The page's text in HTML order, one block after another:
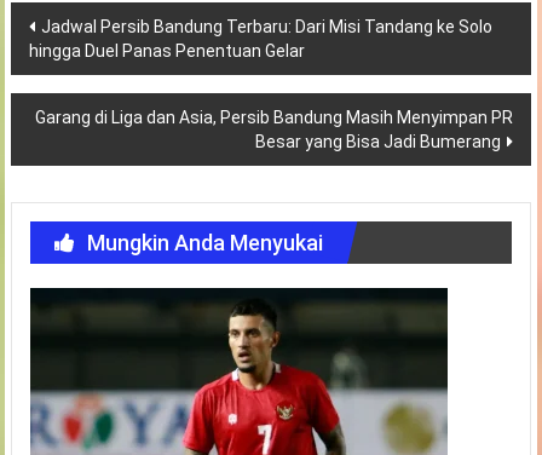
Navigasi
pos
Jadwal Persib Bandung Terbaru: Dari Misi Tandang ke Solo
hingga Duel Panas Penentuan Gelar
Garang di Liga dan Asia, Persib Bandung Masih Menyimpan PR
Besar yang Bisa Jadi Bumerang
Mungkin Anda Menyukai